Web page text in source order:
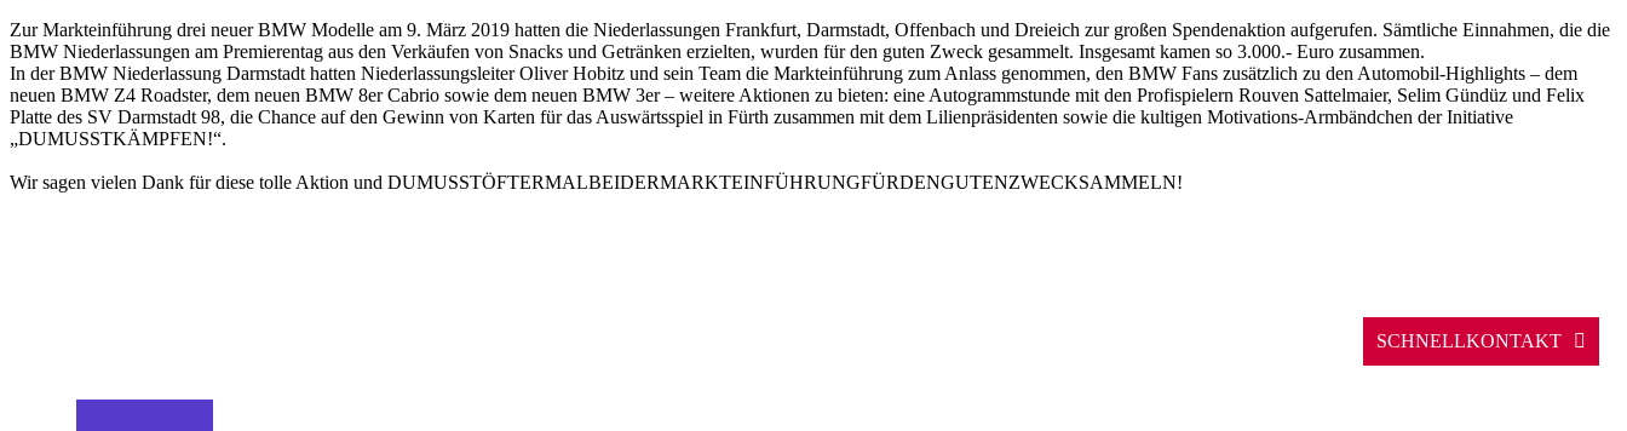
Zur Markteinführung drei neuer BMW Modelle am 9. März 2019 hatten die Niederlassungen Frankfurt, Darmstadt, Offenbach und Dreieich zur großen Spendenaktion aufgerufen. Sämtliche Einnahmen, die die
BMW Niederlassungen am Premierentag aus den Verkäufen von Snacks und Getränken erzielten, wurden für den guten Zweck gesammelt. Insgesamt kamen so 3.000.- Euro zusammen.
In der BMW Niederlassung Darmstadt hatten Niederlassungsleiter Oliver Hobitz und sein Team die Markteinführung zum Anlass genommen, den BMW Fans zusätzlich zu den Automobil-Highlights – dem
neuen BMW Z4 Roadster, dem neuen BMW 8er Cabrio sowie dem neuen BMW 3er – weitere Aktionen zu bieten: eine Autogrammstunde mit den Profispielern Rouven Sattelmaier, Selim Gündüz und Felix
Platte des SV Darmstadt 98, die Chance auf den Gewinn von Karten für das Auswärtsspiel in Fürth zusammen mit dem Lilienpräsidenten sowie die kultigen Motivations-Armbändchen der Initiative
„DUMUSSTKÄMPFEN!“.
Wir sagen vielen Dank für diese tolle Aktion und DUMUSSTÖFTERMALBEIDERMARKTEINFÜHRUNGFÜRDENGUTENZWECKSAMMELN!
SCHNELLKONTAKT